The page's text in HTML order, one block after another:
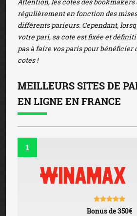
régulièrement en fonction des
différents parieurs. Cependant,
votre pari, sa cote est fixée et
pas à faire vos paris pour bénéficier
cotes !
MEILLEURS SITES DE
EN LIGNE EN FRANCE
1
Bonus de 350€